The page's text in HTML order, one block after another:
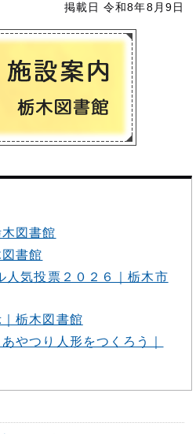
掲載日 令和8年8月9日
図書館
書館
人気投票２０２６｜栃木市
栃木図書館
やつり人形をつくろう｜